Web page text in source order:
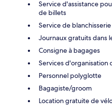
Service d'assistance
de billets
Service de blanchisserie
Journaux gratuits dans
Consigne à bagages
Services d'organisation
Personnel polyglotte
Bagagiste/groom
Location gratuite de